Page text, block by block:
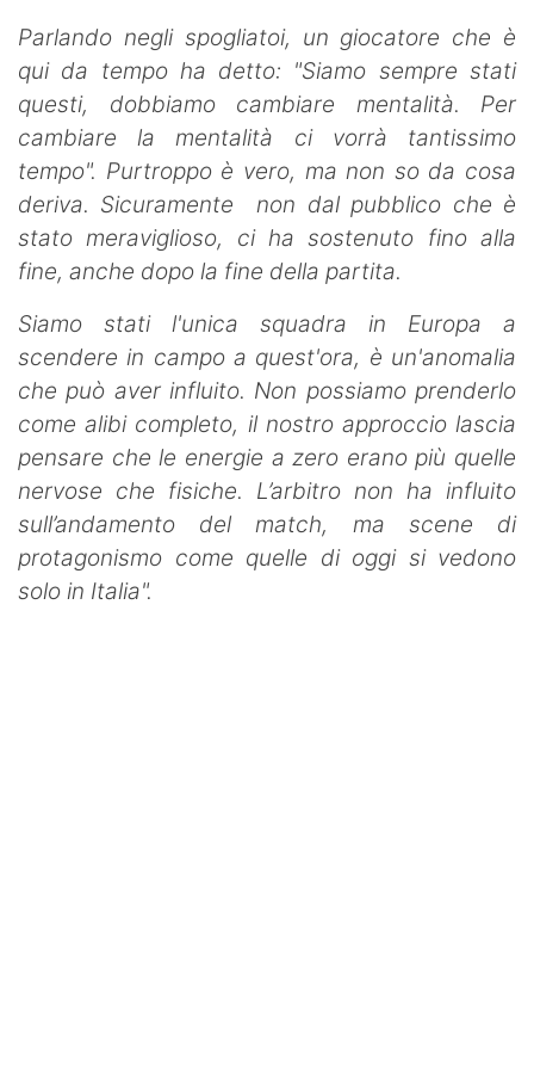
Parlando negli spogliatoi, un giocatore che è
qui da tempo ha detto: "Siamo sempre stati
questi, dobbiamo cambiare mentalità. Per
cambiare la mentalità ci vorrà tantissimo
tempo". Purtroppo è vero, ma non so da cosa
deriva. Sicuramente non dal pubblico che è
stato meraviglioso, ci ha sostenuto fino alla
fine, anche dopo la fine della partita.
Siamo stati l'unica squadra in Europa a
scendere in campo a quest'ora, è un'anomalia
che può aver influito. Non possiamo prenderlo
come alibi completo, il nostro approccio lascia
pensare che le energie a zero erano più quelle
nervose che fisiche. L’arbitro non ha influito
sull’andamento del match, ma scene di
protagonismo come quelle di oggi si vedono
solo in Italia".